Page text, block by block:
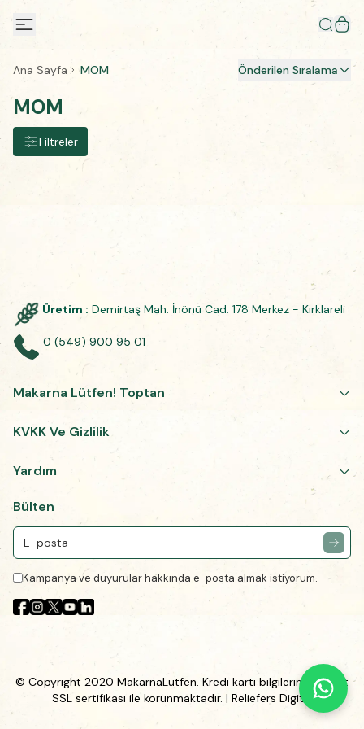
Ana Sayfa MOM Önderilen Sıralama
MOM
Filtreler
Üretim : Demirtaş Mah. İnönü Cad. 178 Merkez - Kırklareli
0 (549) 900 95 01
Makarna Lütfen! Toptan
KVKK Ve Gizlilik
Yardım
Bülten
Kampanya ve duyurular hakkında e-posta almak istiyorum.
© Copyright 2020 MakarnaLütfen. Kredi kartı bilgileriniz 256Bit
SSL sertifikası ile korunmaktadır. | Reliefers Digital